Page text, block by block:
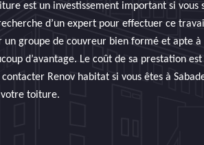
est un investissement important si
d’un expert pour effectuer ce
un groupe de couvreur bien formé et apte
d’avantage. Le coût de sa prestation
contacter Renov habitat si vous êtes à
votre toiture.